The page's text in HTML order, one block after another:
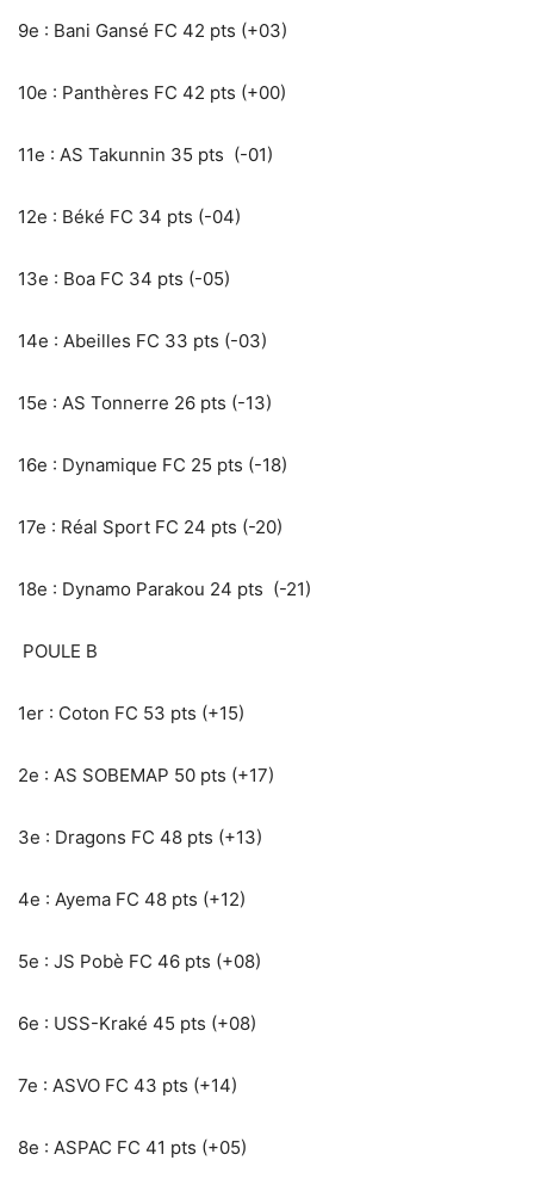
9e : Bani Gansé FC 42 pts (+03)
10e : Panthères FC 42 pts (+00)
11e : AS Takunnin 35 pts (-01)
12e : Béké FC 34 pts (-04)
13e : Boa FC 34 pts (-05)
14e : Abeilles FC 33 pts (-03)
15e : AS Tonnerre 26 pts (-13)
16e : Dynamique FC 25 pts (-18)
17e : Réal Sport FC 24 pts (-20)
18e : Dynamo Parakou 24 pts (-21)
POULE B
1er : Coton FC 53 pts (+15)
2e : AS SOBEMAP 50 pts (+17)
3e : Dragons FC 48 pts (+13)
4e : Ayema FC 48 pts (+12)
5e : JS Pobè FC 46 pts (+08)
6e : USS-Kraké 45 pts (+08)
7e : ASVO FC 43 pts (+14)
8e : ASPAC FC 41 pts (+05)